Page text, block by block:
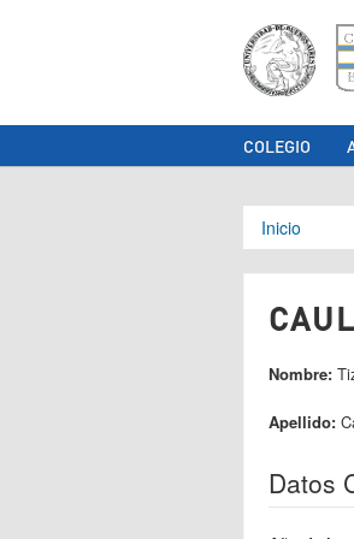
COLEGIO
Se
Inicio
Nombre:
Apellido:
Datos